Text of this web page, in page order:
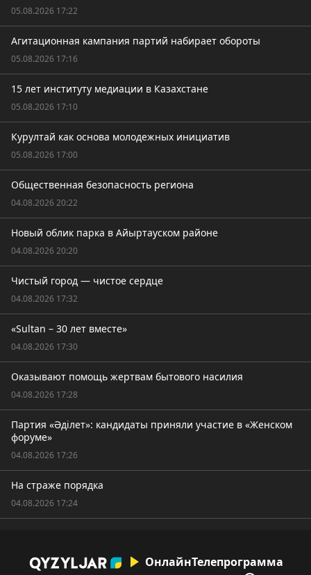
05.08.2026 17:22
Агитационная кампания партий набирает обороты
05.08.2026 17:16
15 лет институту медиации в Казахстане
05.08.2026 17:10
Курултай как основа молодежных инициатив
05.08.2026 17:00
Общественная безопасность региона
04.08.2026 20:22
Новый облик парка в Айыртауском районе
04.08.2026 20:20
Чистый город — чистое сердце
04.08.2026 17:32
«Sultan – 30 лет вместе»
04.08.2026 17:30
Оказывают помощь жертвам бытового насилия
04.08.2026 17:28
Партия «Әділет»: кандидаты приняли участие в «Женском
форуме»
04.08.2026 17:26
На страже порядка
04.08.2026 17:24
ОнлайнТелепрограмма